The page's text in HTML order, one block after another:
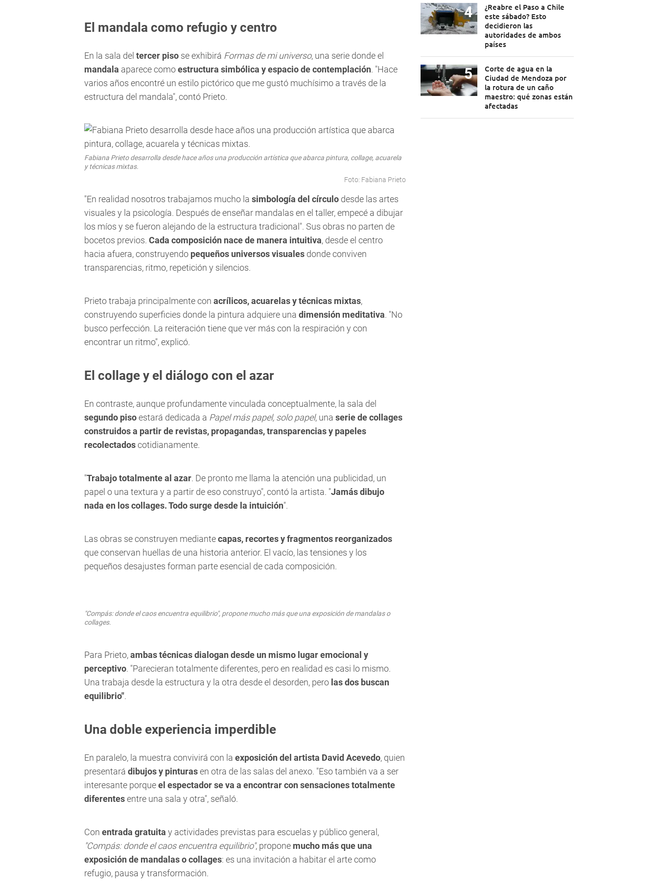
El mandala como refugio y centro
En la sala del tercer piso se exhibirá Formas de mi universo, una serie donde el
mandala aparece comoestructura simbólica y espacio de contemplación. "Hace
varios años encontré un estilo pictórico que me gustó muchísimo a través de la
estructura del mandala", contó Prieto.
Fabiana Prieto desarrolla desde hace años una producción artística que abarca pintura, collage, acuarela
y técnicas mixtas.
Foto: Fabiana Prieto
"En realidad nosotros trabajamos mucho la simbología del círculo desde las artes
visuales y la psicología. Después de enseñar mandalas en el taller, empecé a dibujar
los míos y se fueron alejando de la estructura tradicional". Sus obras no parten de
bocetos previos. Cada composición nace de manera intuitiva, desde el centro
hacia afuera, construyendo pequeños universos visuales donde conviven
transparencias, ritmo, repetición y silencios.
Prieto trabaja principalmente con acrílicos, acuarelas y técnicas mixtas,
construyendo superficies donde la pintura adquiere una dimensión meditativa. "No
busco perfección. La reiteración tiene que ver más con la respiración y con
encontrar un ritmo", explicó.
El collage y el diálogo con el azar
En contraste, aunque profundamente vinculada conceptualmente, la sala del
segundo pisoestará dedicada a Papel más papel, solo papel, una serie de collages
construidos a partir de revistas, propagandas, transparencias y papeles
recolectadoscotidianamente.
"Trabajo totalmente al azar. De pronto me llama la atención una publicidad, un
papel o una textura y a partir de eso construyo", contó la artista. "Jamás dibujo
nada en los collages. Todo surge desde la intuición".
Las obras se construyen mediantecapas, recortes y fragmentos reorganizados
que conservan huellas de una historia anterior. El vacío, las tensiones y los
pequeños desajustes forman parte esencial de cada composición.
"Compás: donde el caos encuentra equilibrio", propone mucho más que una exposición de mandalas o
collages.
Para Prieto,ambas técnicas dialogan desde un mismo lugar emocional y
perceptivo. "Parecieran totalmente diferentes, pero en realidad es casi lo mismo.
Una trabaja desde la estructura y la otra desde el desorden, pero las dos buscan
equilibrio".
Una doble experiencia imperdible
En paralelo, la muestra convivirá con la exposición del artista David Acevedo, quien
presentará dibujos y pinturasen otra de las salas del anexo. "Eso también va a ser
interesante porqueel espectador se va a encontrar con sensaciones totalmente
diferentesentre una sala y otra", señaló.
Con entrada gratuita y actividades previstas para escuelas y público general,
"Compás: donde el caos encuentra equilibrio", propone mucho más que una
exposición de mandalas o collages: es una invitación a habitar el arte como
refugio, pausa y transformación.
¿Reabre el Paso a Chile
este sábado? Esto
decidieron las
autoridades de ambos
países
Corte de agua en la
Ciudad de Mendoza por
la rotura de un caño
maestro: qué zonas están
afectadas